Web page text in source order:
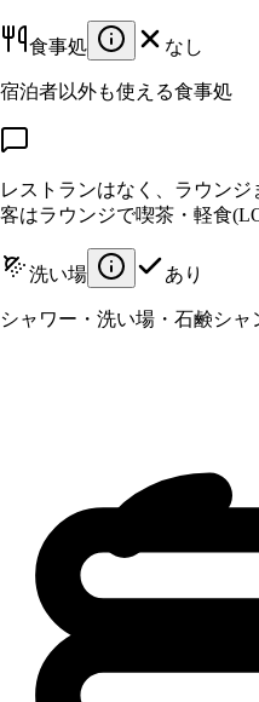
食事処 なし
宿泊者以外も使える食事処
レストランはなく、ラウン
客はラウンジで喫茶・軽食
洗い場 あり
シャワー・洗い場・石鹸シャ